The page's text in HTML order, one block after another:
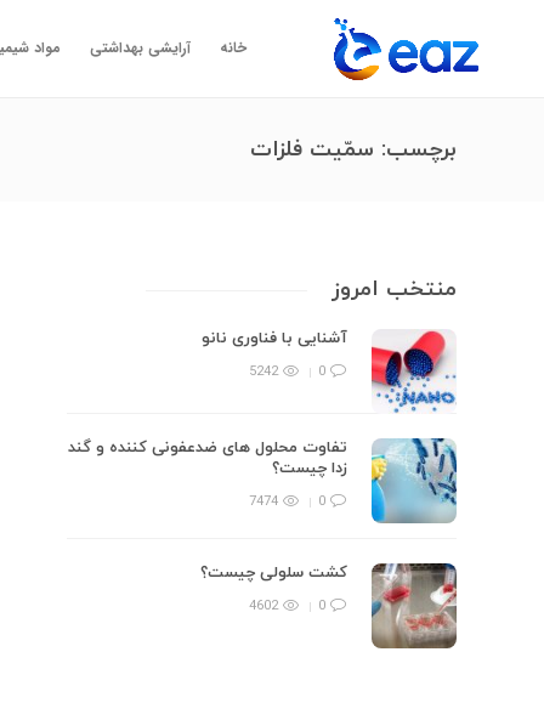
خانه آرایشی بهداشتی مواد
برچسب: سمّیت فلزات
منتخب امروز
آشنایی با فناوری نانو
0
5242
تفاوت محلول های ضدعفونی کننده و گند
زدا چیست؟
0
7474
کشت سلولی چیست؟
0
4602